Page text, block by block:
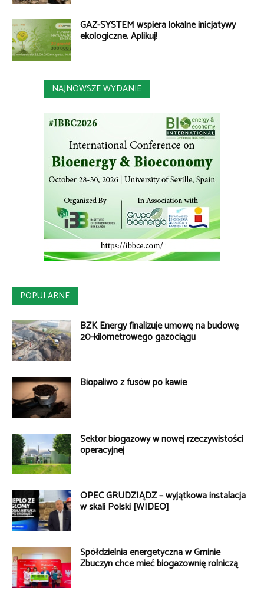
GAZ-SYSTEM wspiera lokalne inicjatywy
ekologiczne. Aplikuj!
NAJNOWSZE WYDANIE
POPULARNE
BZK Energy finalizuje umowę na budowę
20-kilometrowego gazociągu
Biopaliwo z fusów po kawie
Sektor biogazowy w nowej rzeczywistości
operacyjnej
OPEC GRUDZIĄDZ – wyjątkowa instalacja
w skali Polski [WIDEO]
Spółdzielnia energetyczna w Gminie
Zbuczyn chce mieć biogazownię rolniczą